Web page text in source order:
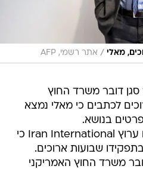
מאלי / אתר רשמי, AFP
דובר משרד החוץ
לכתבים כי מאלי נמצא
בנושא.
ביום חמישי בערב דיווח ערוץ Iran International כי
שבועות ארוכים.
משרד החוץ האמריקני